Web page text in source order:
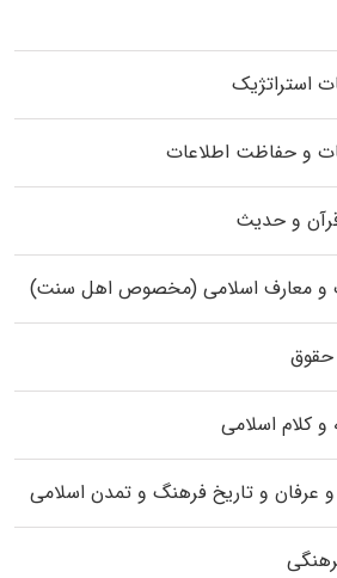
استراتژیک
و حفاظت اطلاعات
و حدیث
و معارف اسلامی (مخصوص اهل سنت)
حقوق
کلام اسلامی
عرفان و تاریخ فرهنگ و تمدن اسلامی